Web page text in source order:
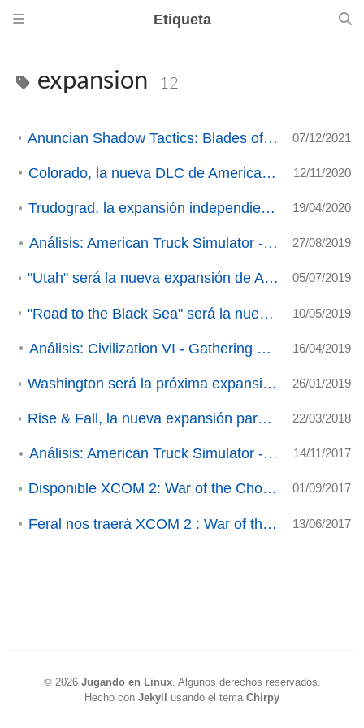
Etiqueta
expansion 12
Anuncian Shadow Tactics: Blades of the Shogun - Aiko's Choice (ACTUALIZADO 3) 07/12/2021
Colorado, la nueva DLC de American Truck Simulator, ya está disponible 12/11/2020
Trudograd, la expansión independiente de ATOM RPG, lanzada oficialmente 19/04/2020
Análisis: American Truck Simulator - Washington DLC. 27/08/2019
"Utah" será la nueva expansión de American Truck Simulator (ACTUALIZACIÓN) 05/07/2019
"Road to the Black Sea" será la nueva expansión de Euro Truck Simulator 2 (ACTUALIZACIÓN) 10/05/2019
Análisis: Civilization VI - Gathering Storm DLC. 16/04/2019
Washington será la próxima expansión de American Truck Simulator (ACTUALIZADO) 26/01/2019
Rise & Fall, la nueva expansión para Civilization VI, disponible para Linux/SteamOS (ACTUALIZADO) 22/03/2018
Análisis: American Truck Simulator - DLC New Mexico. 14/11/2017
Disponible XCOM 2: War of the Chosen para Linux/SteamOS. 01/09/2017
Feral nos traerá XCOM 2 : War of the Chosen (ACTUALIZACIÓN) 13/06/2017
© 2026 Jugando en Linux. Algunos derechos reservados.
Hecho con Jekyll usando el tema Chirpy